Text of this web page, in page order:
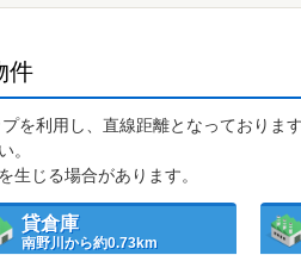
件
を利用し、直線距離となっております
。
生じる場合があります。
貸倉庫
南野川から約0.73km